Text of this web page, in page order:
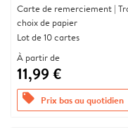
Carte de remerciement |
choix de papier
Lot de 10 cartes
À partir de
11,99 €
offers Prix bas au quotidien